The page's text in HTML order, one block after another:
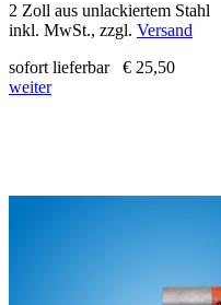
2 Zoll aus unlackiertem Stahl
inkl. MwSt., zzgl. Versand
sofort lieferbar
€ 25,50
weiter